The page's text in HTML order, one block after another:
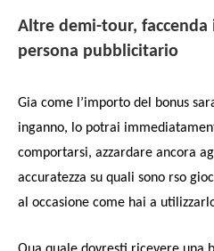
Altre demi-tour, faccenda
persona pubblicitario
Gia come l’importo del bonus
inganno, lo potrai
comportarsi, azzardare ancora
accuratezza su quali sono rso
al occasione come hai a